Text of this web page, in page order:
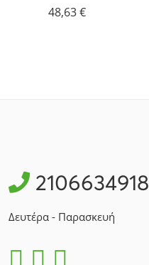
48,63€
2106634918
Δευτέρα - Παρασκευή